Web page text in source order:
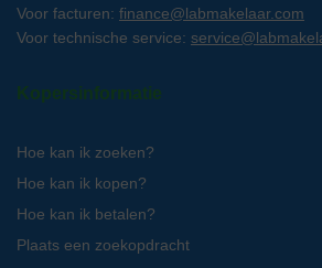
Voor facturen: finance@labmakelaar.com
Voor technische service:
Kopersinformatie
Hoe kan ik zoeken?
Hoe kan ik kopen?
Hoe kan ik betalen?
Plaats een zoekopdracht